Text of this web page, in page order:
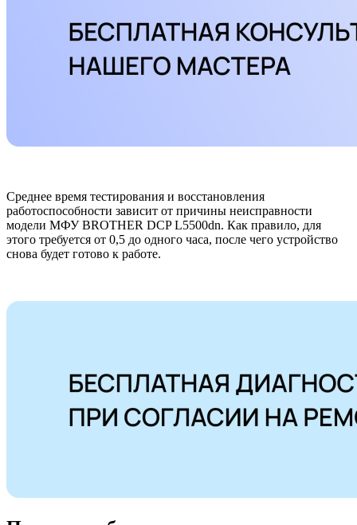
Среднее время тестирования и восстановления
работоспособности зависит от причины неисправности
модели МФУ BROTHER DCP L5500dn. Как правило, для
этого требуется от 0,5 до одного часа, после чего устройство
снова будет готово к работе.